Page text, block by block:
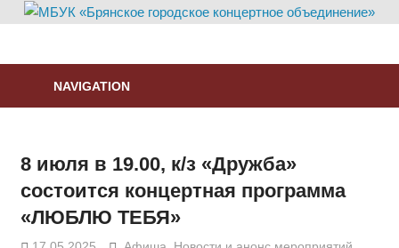
«Брянское
NAVIGATION
8 июля в 19.00, к/з «Дружба»
состоится концертная программа
«ЛЮБЛЮ ТЕБЯ»